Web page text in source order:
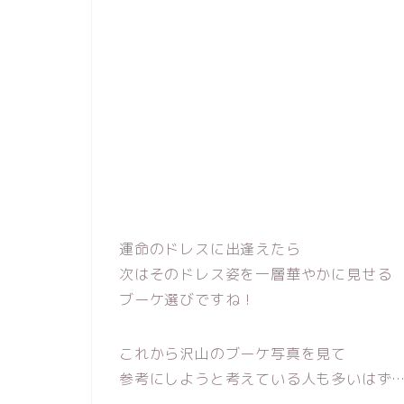
運命のドレスに出逢えたら
次はそのドレス姿を一層華やかに見せる
ブーケ選びですね！
これから沢山のブーケ写真を見て
参考にしようと考えている人も多いはず